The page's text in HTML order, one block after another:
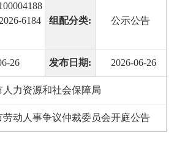
6184
组配分类: 公示公告
26 发布日期: 2026-06-26
人力资源和社会保障局
劳动人事争议仲裁委员会开庭公告